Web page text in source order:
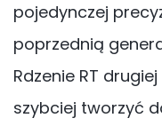
pojedynczej
poprzednią
Rdzenie RT
szybciej tworzyć